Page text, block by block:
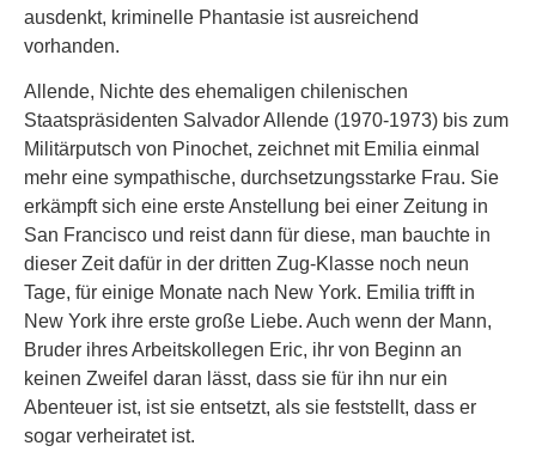
ausdenkt, kriminelle Phantasie ist ausreichend
vorhanden.
Allende, Nichte des ehemaligen chilenischen
Staatspräsidenten Salvador Allende (1970-1973) bis zum
Militärputsch von Pinochet, zeichnet mit Emilia einmal
mehr eine sympathische, durchsetzungsstarke Frau. Sie
erkämpft sich eine erste Anstellung bei einer Zeitung in
San Francisco und reist dann für diese, man bauchte in
dieser Zeit dafür in der dritten Zug-Klasse noch neun
Tage, für einige Monate nach New York. Emilia trifft in
New York ihre erste große Liebe. Auch wenn der Mann,
Bruder ihres Arbeitskollegen Eric, ihr von Beginn an
keinen Zweifel daran lässt, dass sie für ihn nur ein
Abenteuer ist, ist sie entsetzt, als sie feststellt, dass er
sogar verheiratet ist.